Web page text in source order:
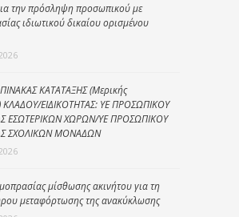
την πρόσληψη προσωπικού με
ιδιωτικού δικαίου ορισμένου
ΚΑΤΑΤΑΞΗΣ (Μερικής
ΚΛΑΔΟΥ/ΕΙΔΙΚΟΤΗΤΑΣ: ΥΕ ΠΡΟΣΩΠΙΚΟΥ
ΕΣΩΤΕΡΙΚΩΝ ΧΩΡΩΝ/ΥΕ ΠΡΟΣΩΠΙΚΟΥ
ΣΧΟΛΙΚΩΝ ΜΟΝΑΔΩΝ
μίσθωσης ακινήτου για τη
μεταφόρτωσης της ανακύκλωσης